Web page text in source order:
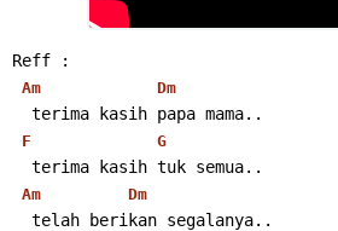
Reff :
Am Dm
  terima kasih papa mama..
F G
  terima kasih tuk semua..
Am Dm
  telah berikan segalanya..